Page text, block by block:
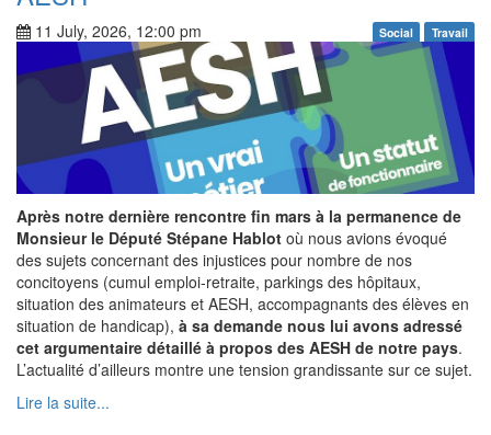
11 July, 2026, 12:00 pm Social Travail
Après notre dernière rencontre fin mars à la permanence de
Monsieur le Député Stépane Hablot où nous avions évoqué
des sujets concernant des injustices pour nombre de nos
concitoyens (cumul emploi-retraite, parkings des hôpitaux,
situation des animateurs et AESH, accompagnants des élèves en
situation de handicap), à sa demande nous lui avons adressé
cet argumentaire détaillé à propos des AESH de notre pays.
L’actualité d’ailleurs montre une tension grandissante sur ce sujet.
Lire la suite...